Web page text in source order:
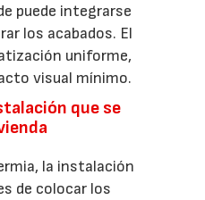
puede integrarse
los acabados. El
uniforme,
visual mínimo.
que se
la instalación
de colocar los